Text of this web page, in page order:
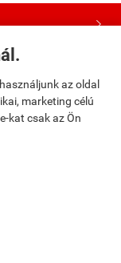
az oldal
marketing célú
kat csak az Ön

​Bosszú Angyalai: